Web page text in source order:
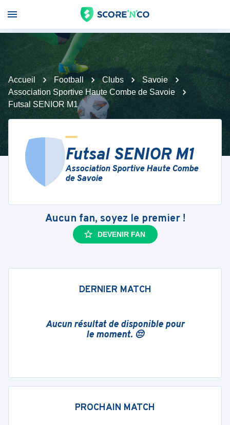
Accueil Football Clubs
Savoie
Association Sportive Haute Combe de Savoie
Futsal SENIOR M1
Futsal SENIOR M1
Association Sportive Haute Combe
de Savoie
Aucun fan, soyez le premier !
DEVENIR FAN
DERNIER MATCH
Aucun résultat de disponible pour
le moment. 😔
PROCHAIN MATCH